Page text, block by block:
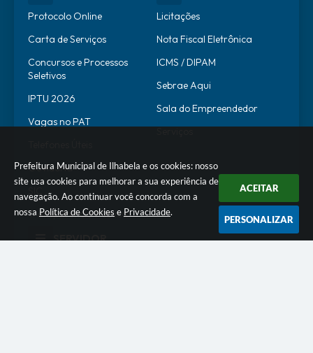
Prefeitura Municipal de Ilhabela e os cookies: nosso
site usa cookies para melhorar a sua experiência de
navegação. Ao continuar você concorda com a
nossa Política de Cookies e Privacidade.
ACEITAR
PERSONALIZAR
Protocolo Online
Carta de Serviços
Concursos e Processos
Seletivos
IPTU 2026
Vagas no PAT
Ouvidoria
Transparência Pública
Licitações
Nota Fiscal Eletrônica
ICMS / DIPAM
Sebrae Aqui
Sala do Empreendedor
SERVIDOR